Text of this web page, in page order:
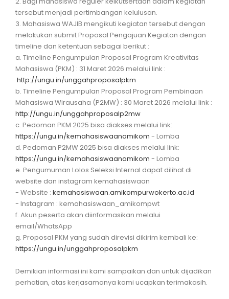
tersebut menjadi pertimbangan kelulusan.
3. Mahasiswa WAJIB mengikuti kegiatan tersebut dengan
melakukan submit Proposal Pengajuan Kegiatan dengan
timeline dan ketentuan sebagai berikut :
a. Timeline Pengumpulan Proposal Program Kreativitas
Mahasiswa (PKM) : 31 Maret 2026 melalui link :
http://ungu.in/unggahproposalpkm
b. Timeline Pengumpulan Proposal Program Pembinaan
Mahasiswa Wirausaha (P2MW) : 30 Maret 2026 melalui link :
http://ungu.in/unggahproposalp2mw
c. Pedoman PKM 2025 bisa diakses melalui link:
https://ungu.in/kemahasiswaanamikom - Lomba
d. Pedoman P2MW 2025 bisa diakses melalui link:
https://ungu.in/kemahasiswaanamikom - Lomba
e. Pengumuman Lolos Seleksi Internal dapat dilihat di
website dan instagram kemahasiswaan
- Website : kemahasiswaan.amikompurwokerto.ac.id
- Instagram : kemahasiswaan_amikompwt
f. Akun peserta akan diinformasikan melalui
email/WhatsApp
g. Proposal PKM yang sudah direvisi dikirim kembali ke:
https://ungu.in/unggahproposalpkm
Demikian informasi ini kami sampaikan dan untuk dijadikan
perhatian, atas kerjasamanya kami ucapkan terimakasih.